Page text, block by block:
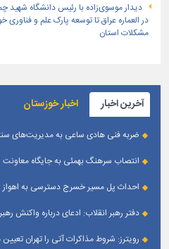
دیدار موسوی‌زاده با رئیس دانشگاه شهید
در العماره عراق تا توسعه پارک علم و
مشکلات استان
آخرین اخبار اخبار خوزستان
ضربه فنی هادی ساعی به مدیریت‌های
انتصاب سرهنگ بهمئی به جایگاه
احداث پل مسیر خسرج دسترسی به اهواز را ۶۰ کیلومتر کوتاه
دفتر رهبر انقلاب: ادعای درباره واکنش
رویترز: شروط مذاکرات آتی را تهران